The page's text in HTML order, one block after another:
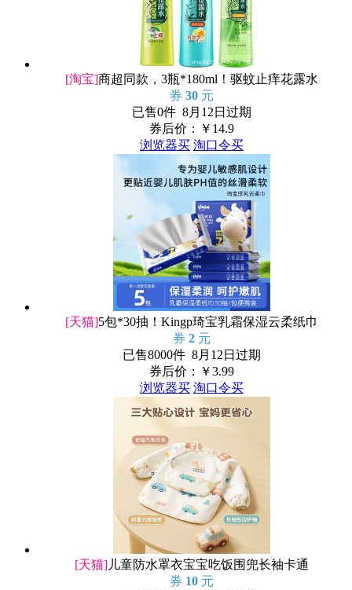
[淘宝]商超同款，3瓶*180ml！驱蚊止痒花露水
券 30 元
已售0件 8月12日过期
券后价：￥ 14.9
浏览器买 淘口令买
[天猫]5包*30抽！Kingp琦宝乳霜保湿云柔纸巾
券 2 元
已售8000件 8月12日过期
券后价：￥3.99
浏览器买 淘口令买
[天猫] 儿童防水罩衣宝宝吃饭围兜长袖卡通
券 10 元